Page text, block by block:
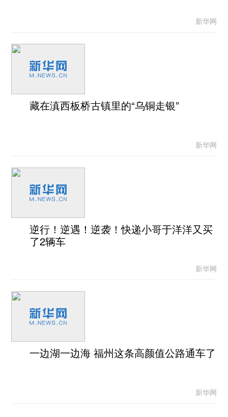
新华网
藏在滇西板桥古镇里的“乌铜走银”
新华网
逆行！逆遇！逆袭！快递小哥于洋洋又买
了2辆车
新华网
一边湖一边海 福州这条高颜值公路通车了
新华网